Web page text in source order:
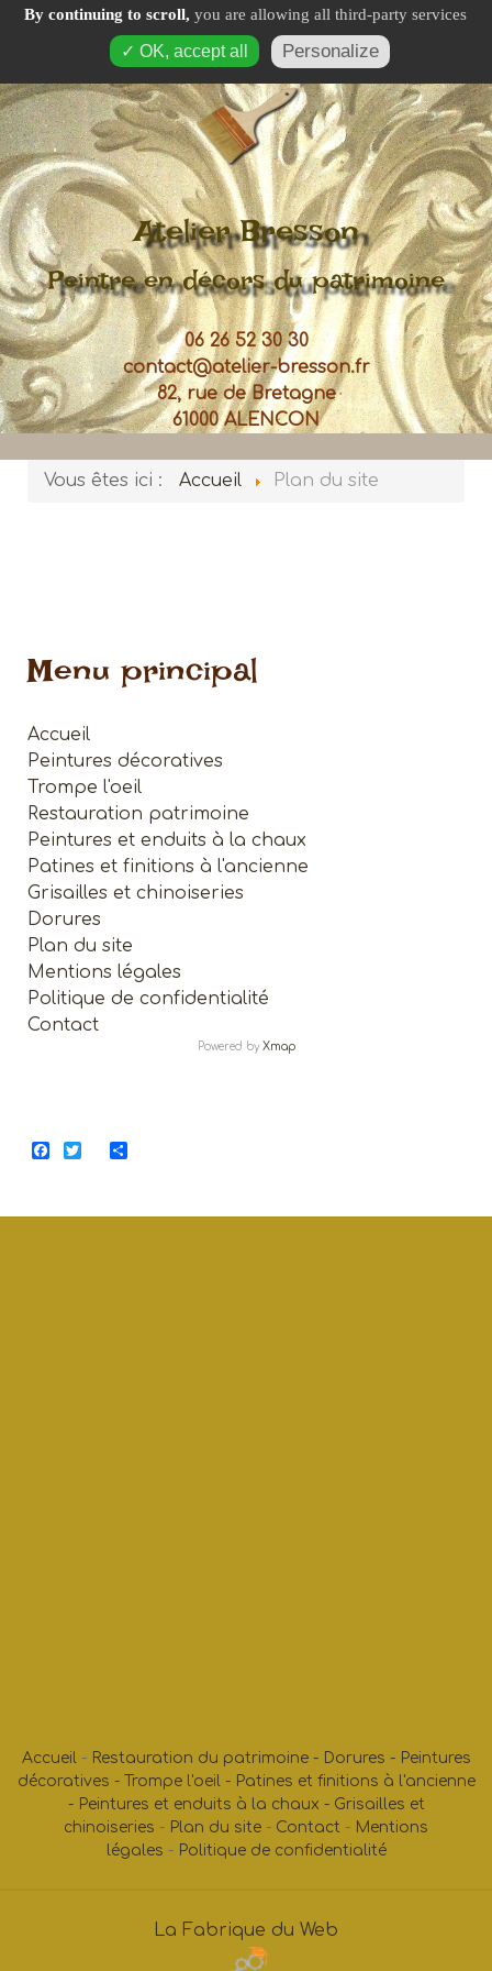
Atelier Bresson
Peintre en décors du patrimoine
06 26 52 30 30
contact@atelier-bresson.fr
82, rue de Bretagne
61000 ALENCON
Vous êtes ici : Accueil Plan du site
Menu principal
Accueil
Peintures décoratives
Trompe l'oeil
Restauration patrimoine
Peintures et enduits à la chaux
Patines et finitions à l'ancienne
Grisailles et chinoiseries
Dorures
Plan du site
Mentions légales
Politique de confidentialité
Contact
Powered by Xmap
Accueil- Restauration du patrimoine - Dorures - Peintures
décoratives -
Trompe l'oeil - Patines et finitions à l'ancienne
- Peintures et enduits à la chaux - Grisailles et
chinoiseries - Plan du site - Contact - Mentions
légales - Politique de confidentialité
La Fabrique du Web
Menu ≡
By continuing to scroll, you are allowing all third-party services
✓ OK, accept all Personalize